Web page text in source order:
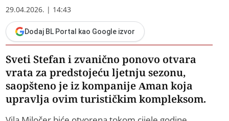
29.04.2026. | 14:43
Dodaj BL Portal kao Google izvor
Sveti Stefan i zvanično ponovo otvara
vrata za predstojeću ljetnju sezonu,
saopšteno je iz kompanije Aman koja
upravlja ovim turističkim kompleksom.